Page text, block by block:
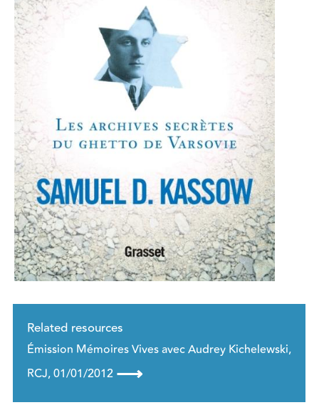
Related resources
Émission Mémoires Vives avec Audrey Kichelewski,
RCJ, 01/01/2012 ⟶